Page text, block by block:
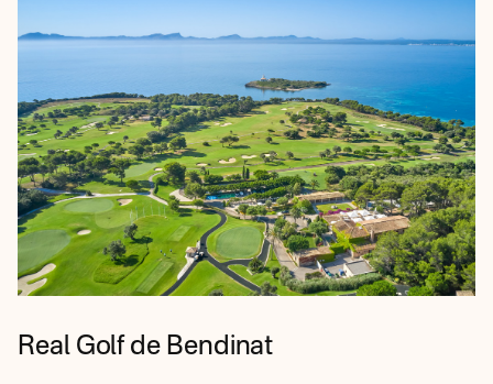
Real Golf de Bendinat